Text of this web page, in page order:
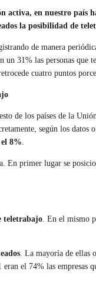
activa, en nuestro
la posibilidad de
de manera
31% las personas
cuatro puntos
de los países de la
según los datos
8%
En primer lugar se
teletrabajo . En el mismo
. La mayoría de
el 74% las